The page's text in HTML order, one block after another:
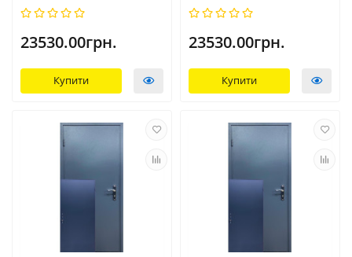
23530.00грн.
Купити
23530.00грн.
Купити